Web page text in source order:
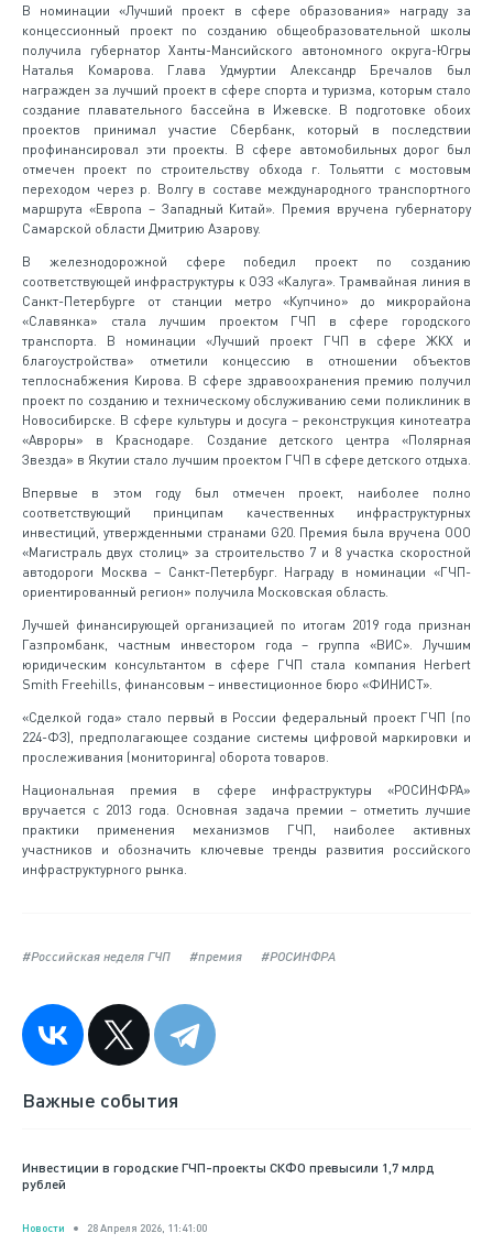
В номинации «Лучший проект в сфере образования» награду за
концессионный проект по созданию общеобразовательной школы
получила губернатор Ханты-Мансийского автономного округа-Югры
Наталья Комарова. Глава Удмуртии Александр Бречалов был
награжден за лучший проект в сфере спорта и туризма, которым стало
создание плавательного бассейна в Ижевске. В подготовке обоих
проектов принимал участие Сбербанк, который в последствии
профинансировал эти проекты. В сфере автомобильных дорог был
отмечен проект по строительству обхода г. Тольятти с мостовым
переходом через р. Волгу в составе международного транспортного
маршрута «Европа – Западный Китай». Премия вручена губернатору
Самарской области Дмитрию Азарову.
В железнодорожной сфере победил проект по созданию
соответствующей инфраструктуры к ОЭЗ «Калуга». Трамвайная линия в
Санкт-Петербурге от станции метро «Купчино» до микрорайона
«Славянка» стала лучшим проектом ГЧП в сфере городского
транспорта. В номинации «Лучший проект ГЧП в сфере ЖКХ и
благоустройства» отметили концессию в отношении объектов
теплоснабжения Кирова. В сфере здравоохранения премию получил
проект по созданию и техническому обслуживанию семи поликлиник в
Новосибирске. В сфере культуры и досуга – реконструкция кинотеатра
«Авроры» в Краснодаре. Создание детского центра «Полярная
Звезда» в Якутии стало лучшим проектом ГЧП в сфере детского отдыха.
Впервые в этом году был отмечен проект, наиболее полно
соответствующий принципам качественных инфраструктурных
инвестиций, утвержденными странами G20. Премия была вручена ООО
«Магистраль двух столиц» за строительство 7 и 8 участка скоростной
автодороги Москва – Санкт-Петербург. Награду в номинации «ГЧП-
ориентированный регион» получила Московская область.
Лучшей финансирующей организацией по итогам 2019 года признан
Газпромбанк, частным инвестором года – группа «ВИС». Лучшим
юридическим консультантом в сфере ГЧП стала компания Herbert
Smith Freehills, финансовым – инвестиционное бюро «ФИНИСТ».
«Сделкой года» стало первый в России федеральный проект ГЧП (по
224-ФЗ), предполагающее создание системы цифровой маркировки и
прослеживания (мониторинга) оборота товаров.
Национальная премия в сфере инфраструктуры «РОСИНФРА»
вручается с 2013 года. Основная задача премии – отметить лучшие
практики применения механизмов ГЧП, наиболее активных
участников и обозначить ключевые тренды развития российского
инфраструктурного рынка.
#Российская неделя ГЧП #премия #РОСИНФРА
Важные события
Инвестиции в городские ГЧП-проекты СКФО превысили 1,7 млрд
рублей
Новости 28 Апреля 2026, 11:41:00